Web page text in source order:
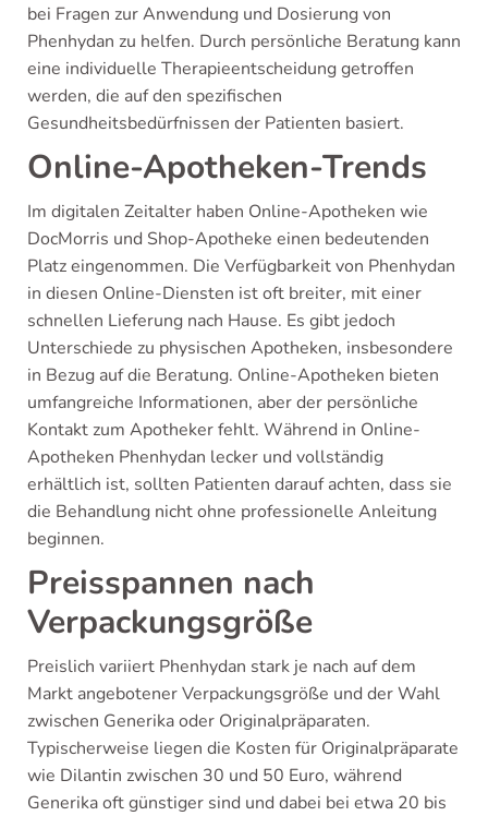
bei Fragen zur Anwendung und Dosierung von
Phenhydan zu helfen. Durch persönliche Beratung kann
eine individuelle Therapieentscheidung getroffen
werden, die auf den spezifischen
Gesundheitsbedürfnissen der Patienten basiert.
Online-Apotheken-Trends
Im digitalen Zeitalter haben Online-Apotheken wie
DocMorris und Shop-Apotheke einen bedeutenden
Platz eingenommen. Die Verfügbarkeit von Phenhydan
in diesen Online-Diensten ist oft breiter, mit einer
schnellen Lieferung nach Hause. Es gibt jedoch
Unterschiede zu physischen Apotheken, insbesondere
in Bezug auf die Beratung. Online-Apotheken bieten
umfangreiche Informationen, aber der persönliche
Kontakt zum Apotheker fehlt. Während in Online-
Apotheken Phenhydan lecker und vollständig
erhältlich ist, sollten Patienten darauf achten, dass sie
die Behandlung nicht ohne professionelle Anleitung
beginnen.
Preisspannen nach
Verpackungsgröße
Preislich variiert Phenhydan stark je nach auf dem
Markt angebotener Verpackungsgröße und der Wahl
zwischen Generika oder Originalpräparaten.
Typischerweise liegen die Kosten für Originalpräparate
wie Dilantin zwischen 30 und 50 Euro, während
Generika oft günstiger sind und dabei bei etwa 20 bis